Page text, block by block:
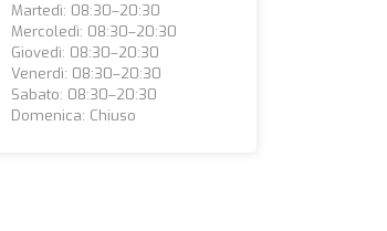
Martedì: 08:30–20:30
Mercoledì: 08:30–20:30
Giovedì: 08:30–20:30
Venerdì: 08:30–20:30
Sabato: 08:30–20:30
Domenica: Chiuso